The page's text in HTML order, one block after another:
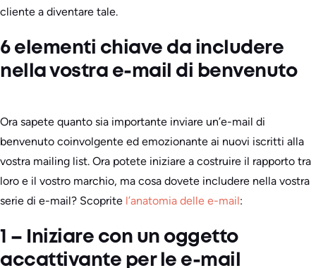
cliente a diventare tale.
6 elementi chiave da includere
nella vostra e-mail di benvenuto
Ora sapete quanto sia importante inviare un’e-mail di
benvenuto coinvolgente ed emozionante ai nuovi iscritti alla
vostra mailing list. Ora potete iniziare a costruire il rapporto tra
loro e il vostro marchio, ma cosa dovete includere nella vostra
serie di e-mail? Scoprite l’anatomia delle e-mail:
1 – Iniziare con un oggetto
accattivante per le e-mail